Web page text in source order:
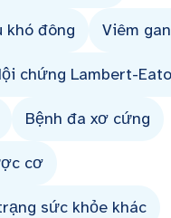
khó đông Viêm
chứng Lambert-
Bệnh đa xơ cứng
cơ
sức khỏe khác